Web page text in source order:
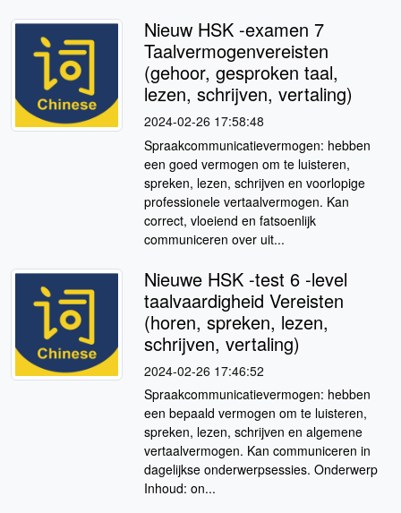
Nieuw HSK -examen 7
Taalvermogenvereisten
(gehoor, gesproken taal,
lezen, schrijven, vertaling)
2024-02-26 17:58:48
Spraakcommunicatievermogen: hebben
een goed vermogen om te luisteren,
spreken, lezen, schrijven en voorlopige
professionele vertaalvermogen. Kan
correct, vloeiend en fatsoenlijk
communiceren over uit...
Nieuwe HSK -test 6 -level
taalvaardigheid Vereisten
(horen, spreken, lezen,
schrijven, vertaling)
2024-02-26 17:46:52
Spraakcommunicatievermogen: hebben
een bepaald vermogen om te luisteren,
spreken, lezen, schrijven en algemene
vertaalvermogen. Kan communiceren in
dagelijkse onderwerpsessies. Onderwerp
Inhoud: on...